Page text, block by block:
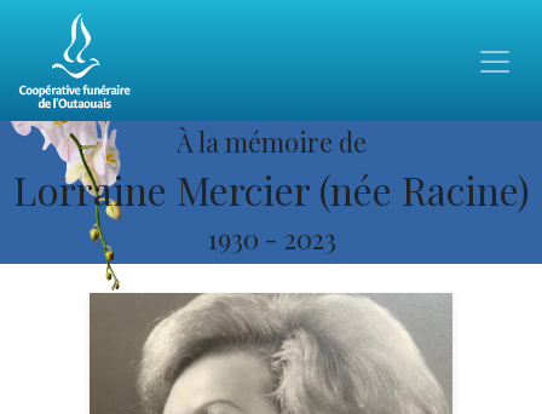
À la mémoire de
Lorraine Mercier (née Racine)
1930 - 2023